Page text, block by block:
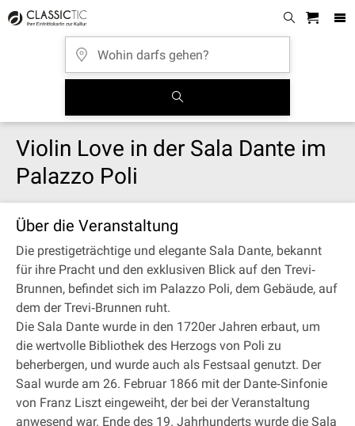
Violin Love in der Sala Dante im
Palazzo Poli
Über die Veranstaltung
Die prestigeträchtige und elegante Sala Dante, bekannt
für ihre Pracht und den exklusiven Blick auf den Trevi‐
Brunnen, befindet sich im Palazzo Poli, dem Gebäude, auf
dem der Trevi‐Brunnen ruht.
Die Sala Dante wurde in den 1720er Jahren erbaut, um
die wertvolle Bibliothek des Herzogs von Poli zu
beherbergen, und wurde auch als Festsaal genutzt. Der
Saal wurde am 26. Februar 1866 mit der Dante‐Sinfonie
von Franz Liszt eingeweiht, der bei der Veranstaltung
anwesend war. Ende des 19. Jahrhunderts wurde die Sala